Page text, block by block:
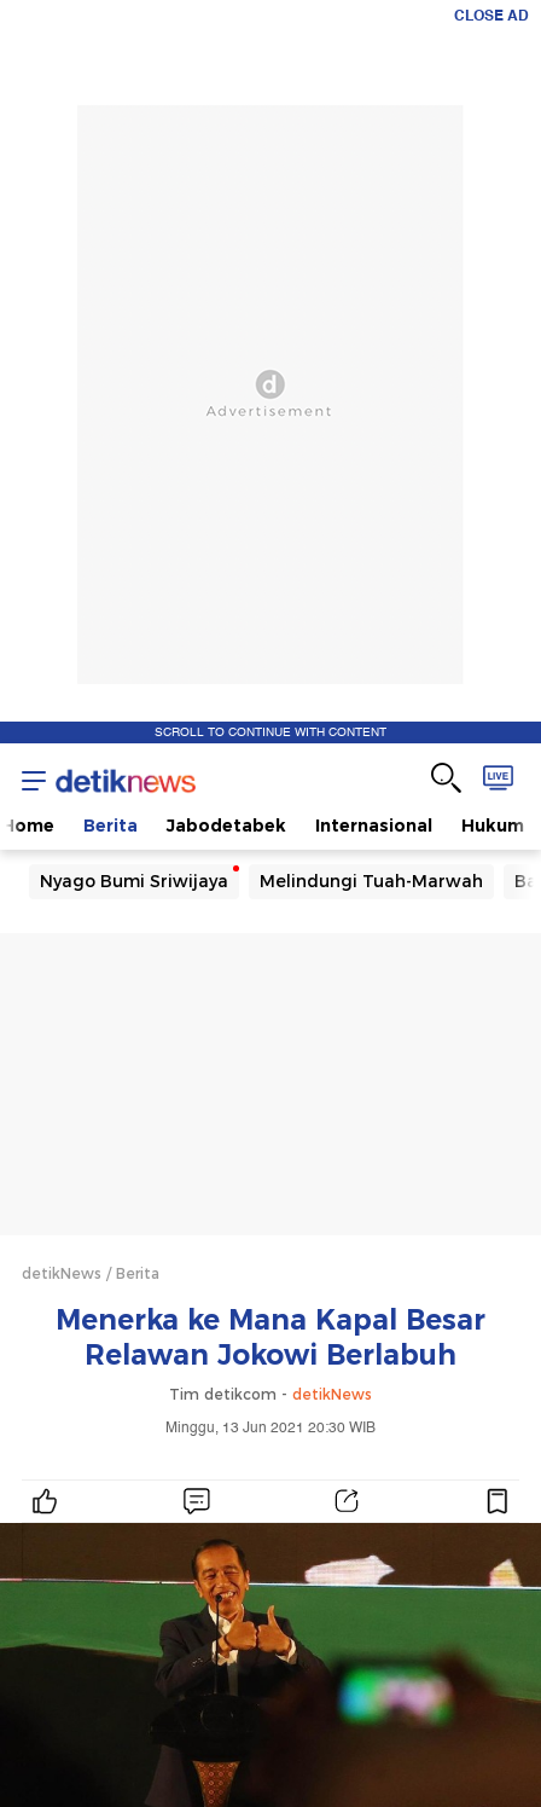
CLOSE AD
SCROLL TO CONTINUE WITH CONTENT
Home Berita Jabodetabek Internasional Hukum
Nyago Bumi Sriwijaya Melindungi Tuah-Marwah
detikNews Berita
Menerka ke Mana Kapal Besar
Relawan Jokowi Berlabuh
Tim detikcom - detikNews
Minggu, 13 Jun 2021 20:30 WIB